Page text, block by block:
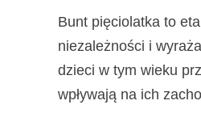
Bunt pięciolatka to
niezależności i
dzieci w tym wieku
wpływają na ich